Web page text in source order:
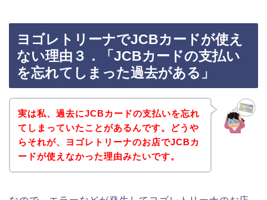
ヨゴレトリーナでJCBカードが使え
ない理由３．「JCBカードの支払い
を忘れてしまった過去がある」
実は私、過去にJCBカードの支払いを忘れ
てしまっていたことがあるんです。どうや
らそれが、ヨゴレトリーナのお店でJCBカ
ードが使えなかった理由みたいです。